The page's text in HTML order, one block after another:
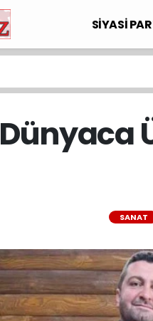
SİYASİ
Dünyaca
SANAT